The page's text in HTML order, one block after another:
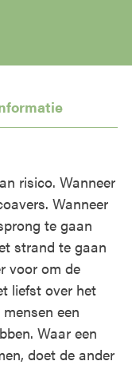
risico. Wanneer
Wanneer
te gaan
strand te gaan
voor om de
liefst over het
een
Waar een
doet de ander